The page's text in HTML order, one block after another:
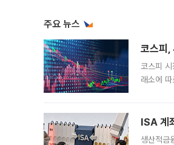
주요 뉴스
코스피
코스피
래소에
ISA 계
생산적금